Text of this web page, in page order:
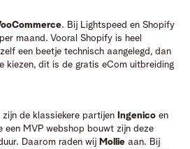
. Bij Lightspeed en Shopify
maand. Vooral Shopify is heel
een beetje technisch aangelegd, dan
kiezen, dit is de gratis eCom uitbreiding
de klassiekere partijen Ingenico en
een MVP webshop bouwt zijn deze
Daarom raden wij Mollie aan. Bij